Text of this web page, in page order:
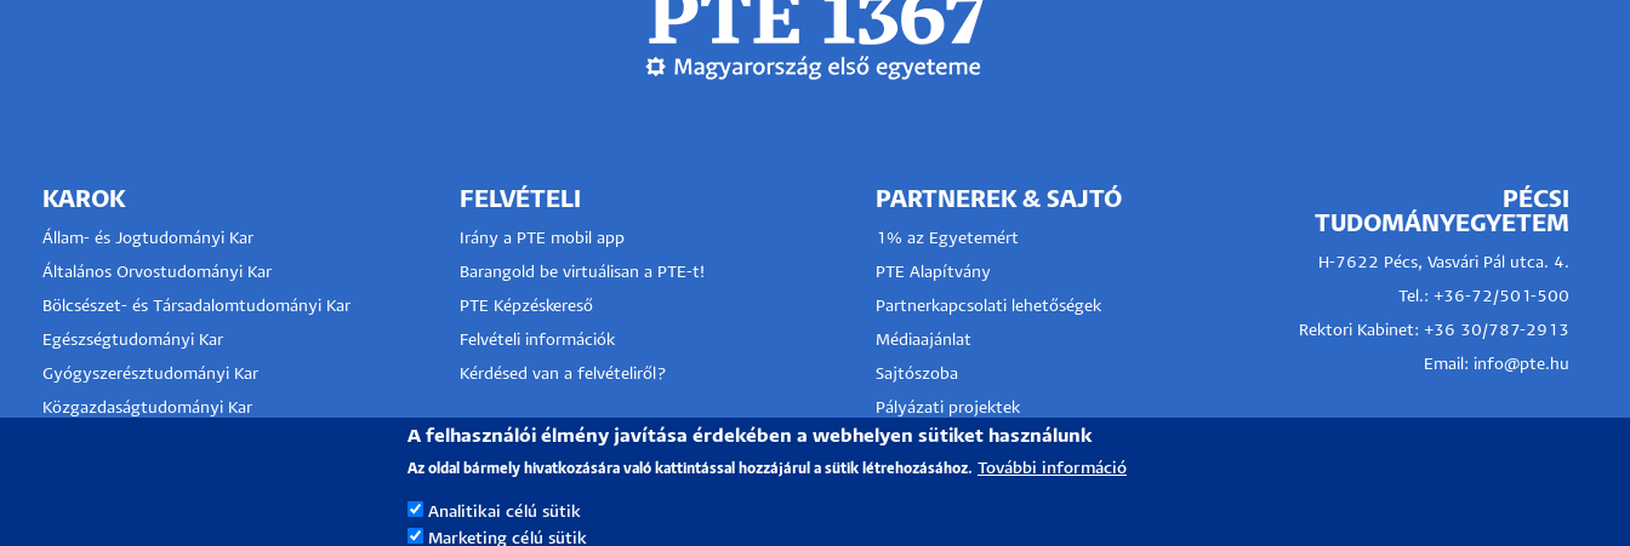
KAROK
Állam- és Jogtudományi Kar
Általános Orvostudományi Kar
Bölcsészet- és Társadalomtudományi Kar
Egészségtudományi Kar
Gyógyszerésztudományi Kar
Közgazdaságtudományi Kar
FELVÉTELI
Irány a PTE mobil app
Barangold be virtuálisan a PTE-t!
PTE Képzéskereső
Felvételi információk
Kérdésed van a felvételiről?
KLINIKAI KÖZPONT
PARTNEREK & SAJTÓ
1% az Egyetemért
PTE Alapítvány
Partnerkapcsolati lehetőségek
Médiaajánlat
Sajtószoba
Pályázati projektek
HRS4R
PÉCSI
TUDOMÁNYEGYETEM
H-7622 Pécs, Vasvári Pál utca. 4.
Tel.: +36-72/501-500
Rektori Kabinet: +36 30/787-2913
Email: info@pte.hu
A felhasználói élmény javítása érdekében a webhelyen sütiket használunk
Az oldal bármely hivatkozására való kattintással hozzájárul a sütik létrehozásához. További információ
Analitikai célú sütik
Marketing célú sütik